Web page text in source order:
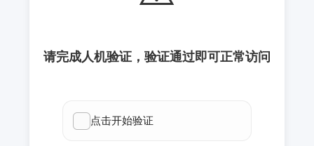
请完成人机验证，验证通过即可正常访问